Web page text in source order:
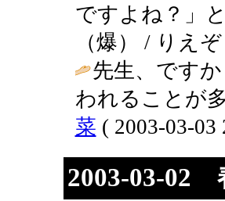
ですよね？」
（爆） / りえ
先生、です
われることが
菜 ( 2003-03-03
2003-03-02